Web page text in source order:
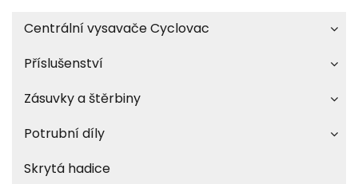
Centrální vysavače Cyclovac
Příslušenství
Zásuvky a štěrbiny
Potrubní díly
Skrytá hadice